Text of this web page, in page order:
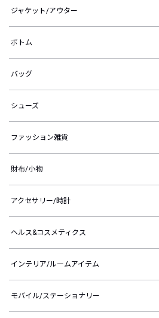
ジャケット/アウター
ボトム
バッグ
シューズ
ファッション雑貨
財布/小物
アクセサリー/時計
ヘルス&コスメティクス
インテリア/ルームアイテム
モバイル/ステーショナリー